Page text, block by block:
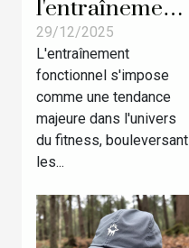
l'entraînement
fonctionnel
révolutionne
les
compétitions
de fitness ?
29/12/2025
L'entraînement
fonctionnel s'impose
comme une tendance
majeure dans l'univers
du fitness, bouleversant
les...